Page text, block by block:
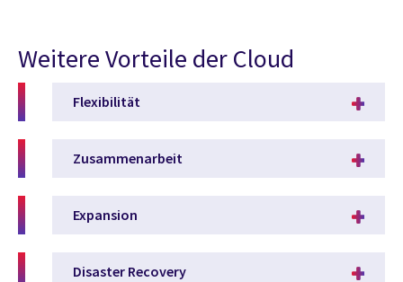
Weitere Vorteile der Cloud
Flexibilität
Zusammenarbeit
Expansion
Disaster Recovery